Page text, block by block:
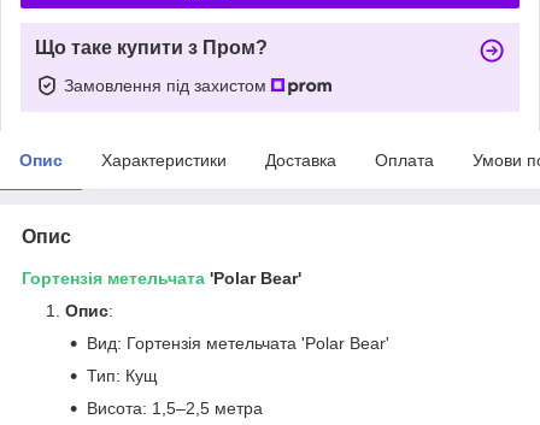
Що таке купити з Пром?
Замовлення під захистом
Опис Характеристики Доставка Оплата Умови
Опис
Гортензія метельчата 'Polar Bear'
Опис:
Вид: Гортензія метельчата 'Polar Bear'
Тип: Кущ
Висота: 1,5–2,5 метра